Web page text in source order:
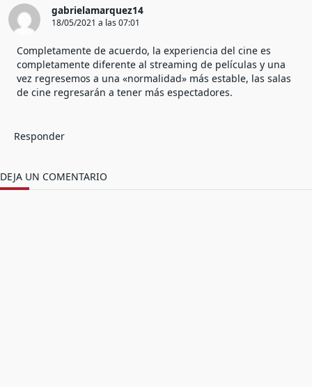
gabrielamarquez14
18/05/2021 a las 07:01
Completamente de acuerdo, la experiencia del cine es
completamente diferente al streaming de películas y una
vez regresemos a una «normalidad» más estable, las salas
de cine regresarán a tener más espectadores.
Responder
DEJA UN COMENTARIO